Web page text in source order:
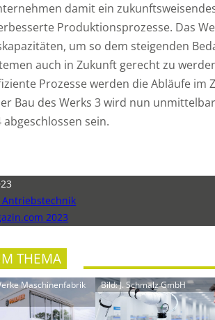
damit ein
Produktionsprozesse. Das
um so dem steigenden
auch in Zukunft gerecht zu
Prozesse werden die Abläufe im
Bau des Werks 3 wird nun
abgeschlossen sein.
2023
THEMA
Maschinenfabrik
Bild: J. Schmalz GmbH